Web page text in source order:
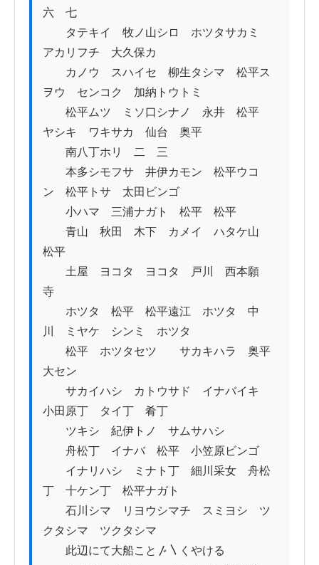
六　七
タテキイ　牧ノ山シロ　ホツタサカミ
アカリフチ　大久保カゝ
カノウ　スハイセ　柳生タシマ　松平ス
ヲウ　センコク　加納トウトミ
松平ムツ　ミソ口シナノ　永井　松平
ヤシキ　ワキサカ　仙台　奥平
南八丁ホリ　二　三
本多シモフサ　井伊カモン　松平ウコ
ン　松平トサ　太田ビンゴ
小ハマ　三浦ナガト　松平　松平
青山　秋田　木下　カメイ　ハタケ山
松平
土屋　ヨコタ　ヨコタ　戸川　西本願
寺
ホツタ　松平　松平遠江　ホツタ　中
川　ミヤケ　シンミ　ホツタ
松平　ホツタセツゝ　サカキハラ　奥平
大セン
サカイハシ　カトウサド　イナバイキ
小田原丁　タイ丁　肴丁
ツキシ　紀伊トノ　サムサハシ
舟松丁　イナバ　松平　小笠原ビンゴ
イナリハシ　ミナト丁　細川采女　舟松
丁　十ケン丁　松平ナガト
石川シマ　リヨウシマチ　スミヨシ　ツ
クタシマ　ツクタシマ
此辺にて大船こと〴〵くやける